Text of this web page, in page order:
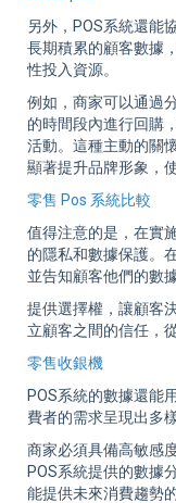
另外，POS系統還能
長期積累的顧客數據
性投入資源。
例如，商家可以通過
的時間段內進行回購
活動。這種主動的關
顯著提升品牌形象，
零售 Pos 系統比較
值得注意的是，在實
的隱私和數據保護。
並告知顧客他們的數
提供選擇權，讓顧客
立顧客之間的信任，
零售收銀機
POS系統的數據還能
費者的需求呈現出多
商家必須具備高敏感
POS系統提供的數據
能提供未來消費趨勢